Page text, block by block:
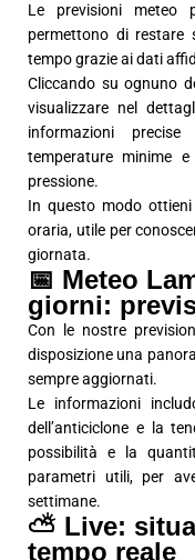
Le previsioni
permettono di restare
tempo grazie ai dati
Cliccando su ognuno
visualizzare nel
informazioni
temperature minime
pressione.
In questo modo
oraria, utile per
giornata.
📅 Meteo
giorni:
Con le nostre
disposizione una
sempre aggiornati.
Le informazioni
dell’anticiclone e la
possibilità e la
parametri utili, per
settimane.
⛅ Live:
tempo reale